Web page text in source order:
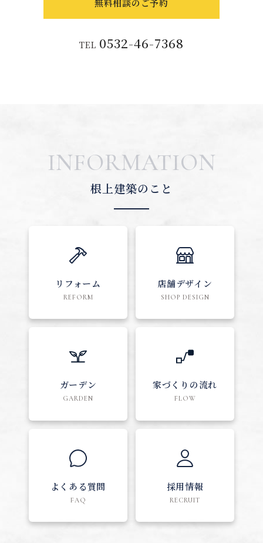
TEL 0532-46-7368
INFORMATION
根上建築のこと
リフォーム
REFORM
店舗デザイン
SHOP DESIGN
ガーデン
GARDEN
家づくりの流れ
FLOW
よくある質問
FAQ
採用情報
RECRUIT